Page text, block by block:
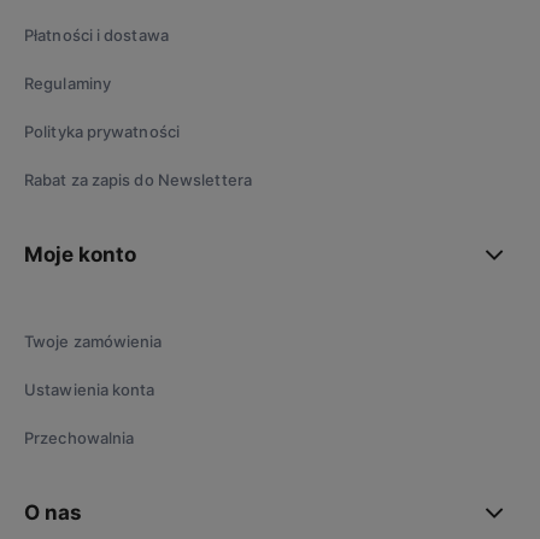
Płatności i dostawa
Regulaminy
Polityka prywatności
Rabat za zapis do Newslettera
Moje konto
Twoje zamówienia
Ustawienia konta
Przechowalnia
O nas